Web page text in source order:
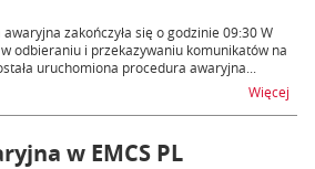
awaryjna zakończyła się o godzinie 09:30 W
odbieraniu i przekazywaniu komunikatów na
uruchomiona procedura awaryjna...
Więcej
w EMCS PL